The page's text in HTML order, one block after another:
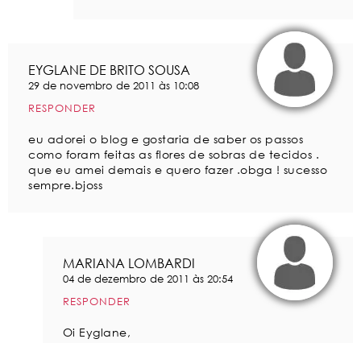
EYGLANE DE BRITO SOUSA
29 de novembro de 2011 às 10:08
RESPONDER
eu adorei o blog e gostaria de saber os passos
como foram feitas as flores de sobras de tecidos .
que eu amei demais e quero fazer .obga ! sucesso
sempre.bjoss
MARIANA LOMBARDI
04 de dezembro de 2011 às 20:54
RESPONDER
Oi Eyglane,